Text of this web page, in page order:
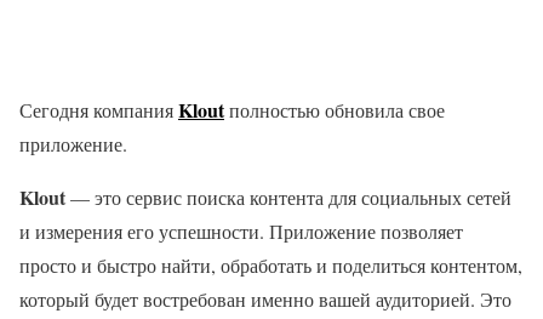
Сегодня компанияKloutполностью обновила свое
приложение.
Klout— это сервис поиска контента для социальных сетей
и измерения его успешности. Приложение позволяет
просто и быстро найти, обработать и поделиться контентом,
который будет востребован именно вашей аудиторией. Это